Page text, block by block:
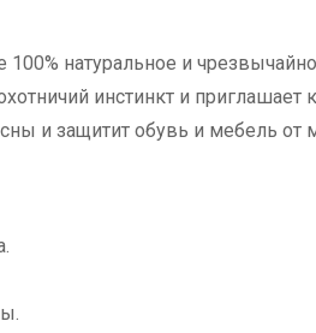
натуральное и
инстинкт и приглашает
и защитит обувь и мебель от